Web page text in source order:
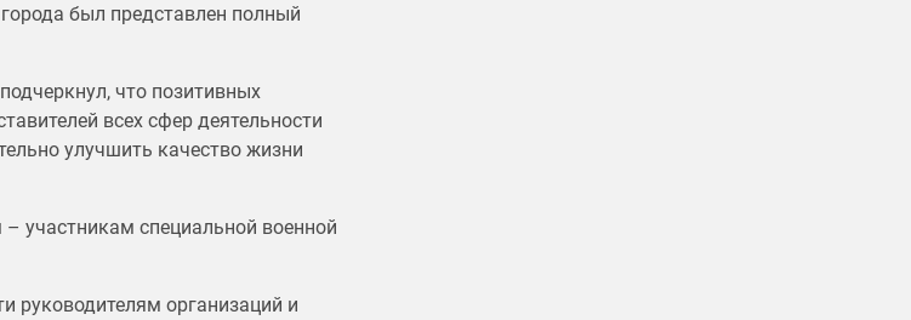
был представлен полный
что позитивных
всех сфер деятельности
улучшить качество жизни
участникам специальной военной
руководителям организаций и